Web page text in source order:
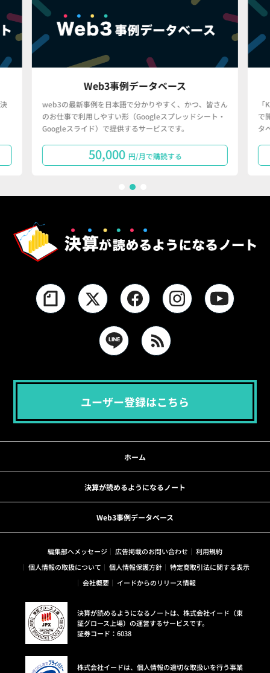
Web3事例データベース
web3の最新事例を日本語で分かりやすく、かつ、皆さん
のお仕事で利用しやすい形（Googleスプレッドシート・
Googleスライド）で提供するサービスです。
50,000 円/月で購読する
で
タ
ユーザー登録はこちら
ホーム
決算が読めるようになるノート
Web3事例データベース
編集部へメッセージ 広告掲載のお問い合わせ
利用規約
個人情報の取扱について
個人情報保護方針
特定商取引法に関する表示
会社概要
イードからのリリース情報
決算が読めるようになるノートは、株式会社イード（東
証グロース上場）の運営するサービスです。
証券コード：6038
株式会社イードは、個人情報の適切な取扱いを行う事業